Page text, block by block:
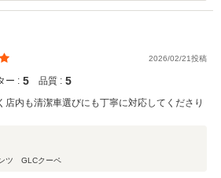
点等ございましたらお気兼ねなく申し付け
デスライフを御楽しみくださいませ
2026/02/21投稿
ー : 5 品質 : 5
店内も清潔車選びにも丁寧に対応してくださり
ンツ GLCクーペ